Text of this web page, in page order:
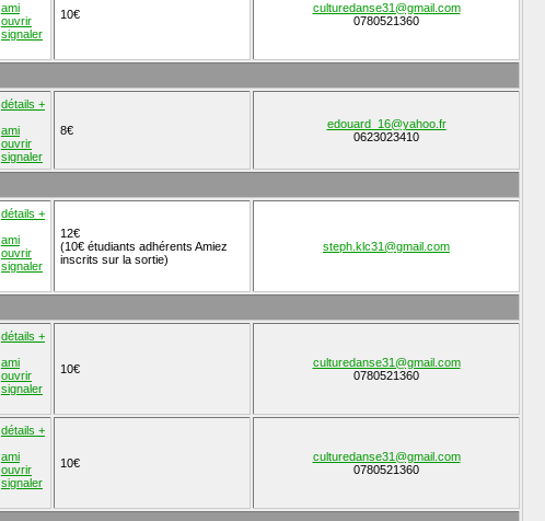
ami
ouvrir
signaler
10€
culturedanse31@gmail.com
0780521360
détails +
ami
ouvrir
signaler
8€
edouard_16@yahoo.fr
0623023410
détails +
ami
ouvrir
signaler
12€
(10€ étudiants adhérents Amiez
inscrits sur la sortie)
steph.klc31@gmail.com
détails +
ami
ouvrir
signaler
10€
culturedanse31@gmail.com
0780521360
détails +
ami
ouvrir
signaler
10€
culturedanse31@gmail.com
0780521360